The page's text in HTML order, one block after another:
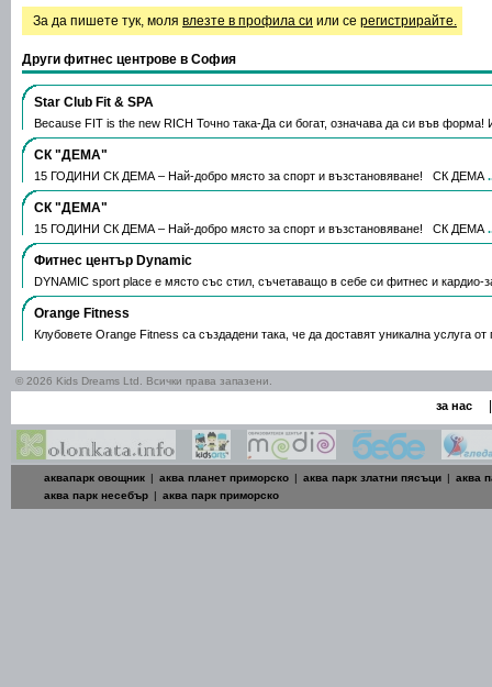
За да пишете тук, моля влезте в профила си или се регистрирайте.
Други фитнес центрове в София
Star Club Fit & SPA
Because FIT is the new RICH Точно така-Да си богат, означава да си във форма!
СК "ДЕМА"
15 ГОДИНИ СК ДЕМА – Най-добро място за спорт и възстановяване! СК ДЕМА
СК "ДЕМА"
15 ГОДИНИ СК ДЕМА – Най-добро място за спорт и възстановяване! СК ДЕМА
Фитнес център Dynamic
DYNAMIC sport place е място със стил, съчетаващо в себе си фитнес и кардио-
Orange Fitness
Клубовете Orange Fitness са създадени така, че да доставят уникална услуга
© 2026 Kids Dreams Ltd. Всички права запазени.
за нас |
аквапарк овощник | аква планет приморско | аква парк златни пясъци | аква
аква парк несебър | аква парк приморско